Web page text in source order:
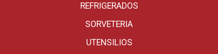
REFRIGERADOS
SORVETERIA
UTENSILIOS